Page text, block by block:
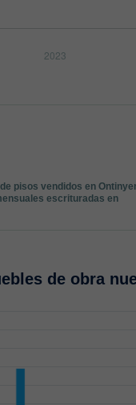
pisos vendidos en
escrituradas en
de obra